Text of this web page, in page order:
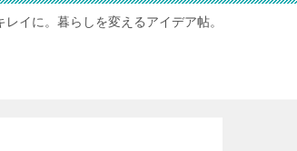
イに。暮らしを変えるアイデア帖。